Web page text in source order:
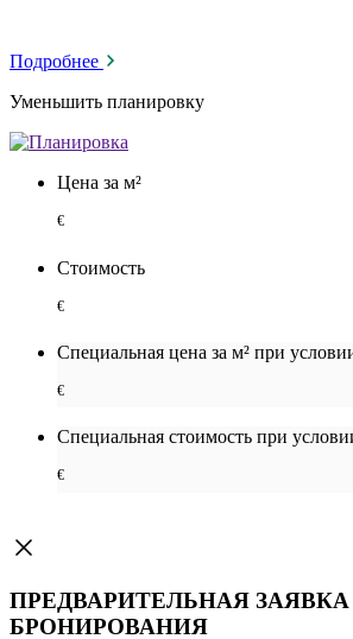
Подробнее
Уменьшить планировку
Цена за м²
€
Стоимость
€
Специальная цена за м² при
€
Специальная cтоимость при
€
ПРЕДВАРИТЕЛЬНАЯ
БРОНИРОВАНИЯ